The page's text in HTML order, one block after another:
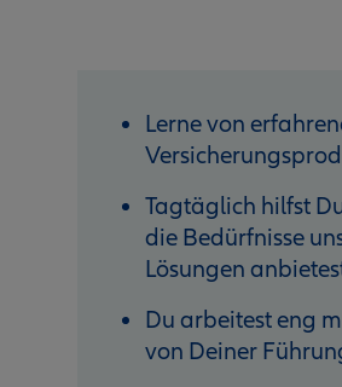
Lerne von
Tagtäglich hilfst
die Bedürfnisse
Lösungen
Du arbeitest eng
von Deiner